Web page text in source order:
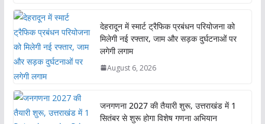
देहरादून में स्मार्ट ट्रैफिक प्रबंधन परियोजना को
मिलेगी नई रफ्तार, जाम और सड़क दुर्घटनाओं पर
लगेगी लगाम
August 6, 2026
जनगणना 2027 की तैयारी शुरू, उत्तराखंड में 1
सितंबर से शुरू होगा विशेष गणना अभियान